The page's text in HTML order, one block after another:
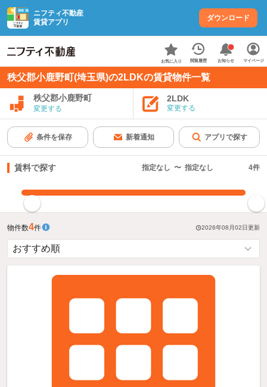
ニフティ不動産
賃貸アプリ
ダウンロード
お気に入り 閲覧履歴 お知らせ マイページ
秩父郡小鹿野町(埼玉県)の2LDKの賃貸物件一覧
秩父郡小鹿野町
変更する
2LDK
変更する
条件を保存 新着通知 アプリで探す
賃料で探す 指定なし 〜 指定なし 4件
物件数4件 2026年08月02日更新